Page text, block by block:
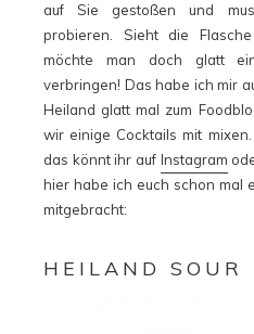
auf Sie gestoßen und
probieren. Sieht die
möchte man doch glatt
verbringen! Das habe ich mir
Heiland glatt mal zum
wir einige Cocktails mit
das könnt ihr auf Instagram
hier habe ich euch schon mal
mitgebracht:
HEILAND SOUR